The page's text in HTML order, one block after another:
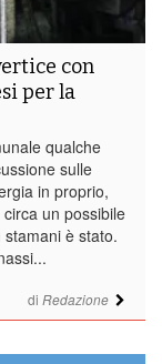
di Redazione
con
per la
qualche
sulle
in proprio,
un possibile
è stato.